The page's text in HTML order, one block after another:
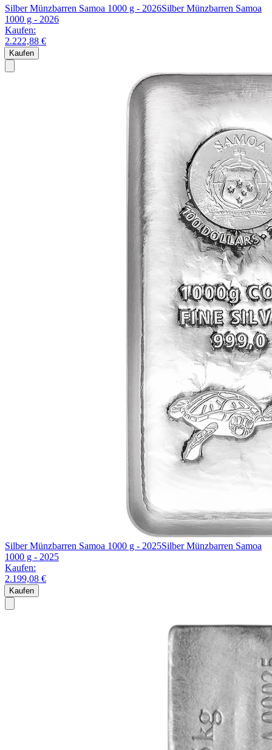
Silber Münzbarren Samoa 1000 g - 2026Silber Münzbarren Samoa
1000 g - 2026
Kaufen:
2.222,88 €
Kaufen
Silber Münzbarren Samoa 1000 g - 2025Silber Münzbarren Samoa
1000 g - 2025
Kaufen:
2.199,08 €
Kaufen